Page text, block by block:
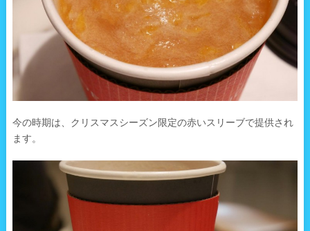
今の時期は、クリスマスシーズン限定の赤いスリーブで提供され
ます。